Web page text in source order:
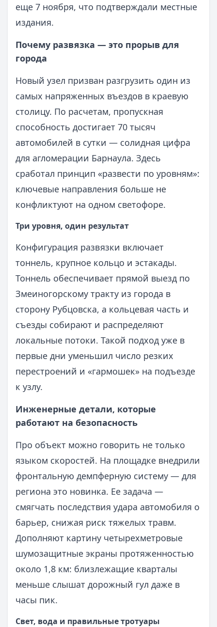
еще 7 ноября, что подтверждали местные
издания.
Почему развязка — это прорыв для
города
Новый узел призван разгрузить один из
самых напряженных въездов в краевую
столицу. По расчетам, пропускная
способность достигает 70 тысяч
автомобилей в сутки — солидная цифра
для агломерации Барнаула. Здесь
сработал принцип «развести по уровням»:
ключевые направления больше не
конфликтуют на одном светофоре.
Три уровня, один результат
Конфигурация развязки включает
тоннель, крупное кольцо и эстакады.
Тоннель обеспечивает прямой выезд по
Змеиногорскому тракту из города в
сторону Рубцовска, а кольцевая часть и
съезды собирают и распределяют
локальные потоки. Такой подход уже в
первые дни уменьшил число резких
перестроений и «гармошек» на подъезде
к узлу.
Инженерные детали, которые
работают на безопасность
Про объект можно говорить не только
языком скоростей. На площадке внедрили
фронтальную демпферную систему — для
региона это новинка. Ее задача —
смягчать последствия удара автомобиля о
барьер, снижая риск тяжелых травм.
Дополняют картину четырехметровые
шумозащитные экраны протяженностью
около 1,8 км: близлежащие кварталы
меньше слышат дорожный гул даже в
часы пик.
Свет, вода и правильные тротуары